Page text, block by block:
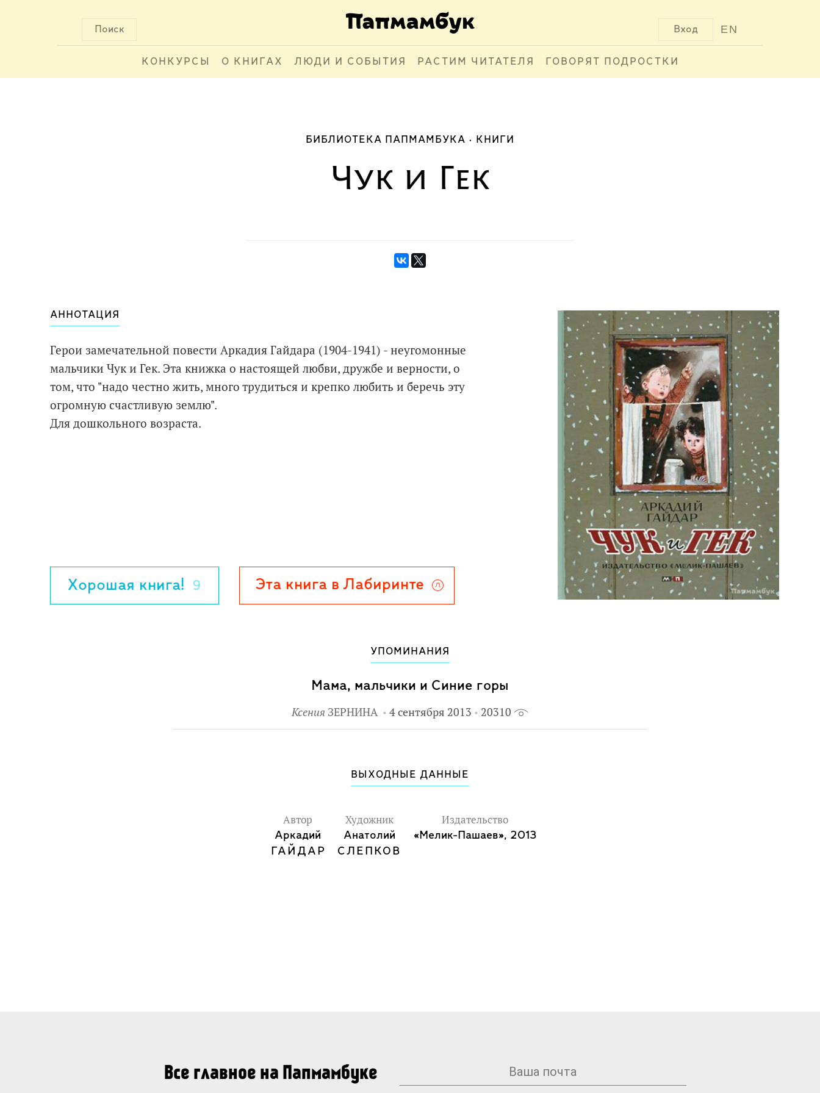
Поиск EN
Вход
КОНКУРСЫ О КНИГАХ ЛЮДИ И СОБЫТИЯ РАСТИМ ЧИТАТЕЛЯ ГОВОРЯТ ПОДРОСТКИ
БИБЛИОТЕКА ПАПМАМБУКА КНИГИ
Чук и Гек
АННОТАЦИЯ
Герои замечательной повести Аркадия Гайдара (1904-1941) - неугомонные
мальчики Чук и Гек. Эта книжка о настоящей любви, дружбе и верности, о
том, что "надо честно жить, много трудиться и крепко любить и беречь эту
огромную счастливую землю".
Для дошкольного возраста.
Хорошая книга! 9 Эта книга в Лабиринте
УПОМИНАНИЯ
Мама, мальчики и Синие горы
Ксения ЗЕРНИНА 4 сентября 2013 20310
ВЫХОДНЫЕ ДАННЫЕ
Автор
Аркадий
ГАЙДАР
Художник
Анатолий
СЛЕПКОВ
Издательство
«Мелик-Пашаев», 2013
Все главное на Папмамбуке